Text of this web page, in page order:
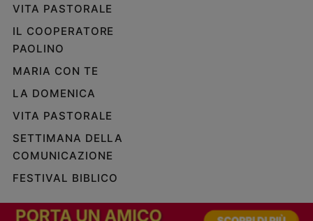
VITA PASTORALE
IL COOPERATORE
PAOLINO
MARIA CON TE
LA DOMENICA
VITA PASTORALE
SETTIMANA DELLA
COMUNICAZIONE
FESTIVAL BIBLICO